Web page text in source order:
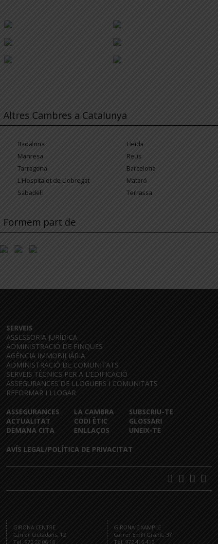
Altres Cambres a Catalunya
Badalona
Lleida
Manresa
Reus
Tarragona
Barcelona
L'Hospitalet de Llobregat
Mataró
Sabadell
Terrassa
Formem part de
SERVEIS
ASSESSORIA JURÍDICA
ADMINISTRACIÓ DE FINQUES
AGÈNCIA IMMOBILIÀRIA
ADMINISTRACIÓ DE COMUNITATS
SERVEIS TÈCNICS PER A L’EDIFICACIÓ
ASSEGURANCES DE LLOGUERS I COMUNITATS
REFORMAR I LLOGAR
ASSEGURANCES
ACTUALITAT
DEMANA CITA
LA CAMBRA
CODI ÈTIC
ENLLAÇOS
SUBSCRIU-TE
GLOSSARI
UNEIX-TE
AVÍS LEGAL/POLÍTICA DE PRIVACITAT
GIRONA CENTRE
Carrer Ciutadans, 12
Tel. 972 20 06 16
GIRONA EIXAMPLE
Carrer Emili Grahit, 37
Tel. 972 416 413